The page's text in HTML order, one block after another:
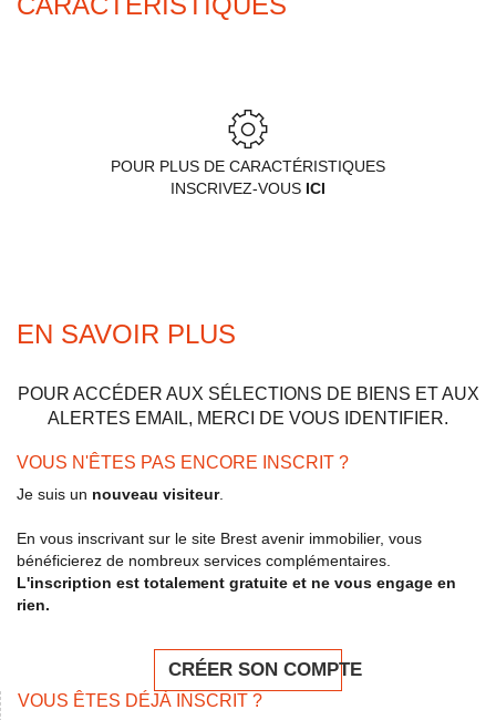
POUR PLUS DE CARACTÉRISTIQUES
INSCRIVEZ-VOUS ICI
EN SAVOIR PLUS
POUR ACCÉDER AUX SÉLECTIONS DE BIENS ET AUX
ALERTES EMAIL, MERCI DE VOUS IDENTIFIER.
VOUS N'ÊTES PAS ENCORE INSCRIT ?
Je suis un nouveau visiteur.
En vous inscrivant sur le site Brest avenir immobilier, vous
bénéficierez de nombreux services complémentaires.
L'inscription est totalement gratuite et ne vous engage en
rien.
CRÉER SON COMPTE
VOUS ÊTES DÉJÀ INSCRIT ?